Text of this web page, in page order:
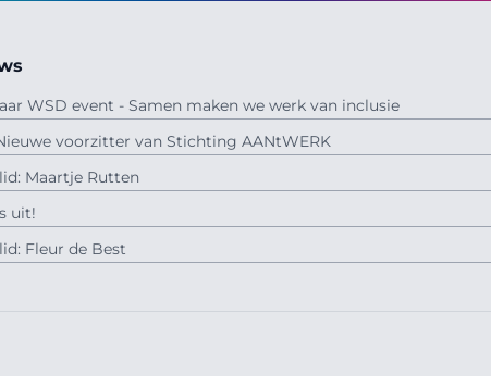
WSD event - Samen maken we werk van inclusie
voorzitter van Stichting AANtWERK
Maartje Rutten
uit!
Fleur de Best